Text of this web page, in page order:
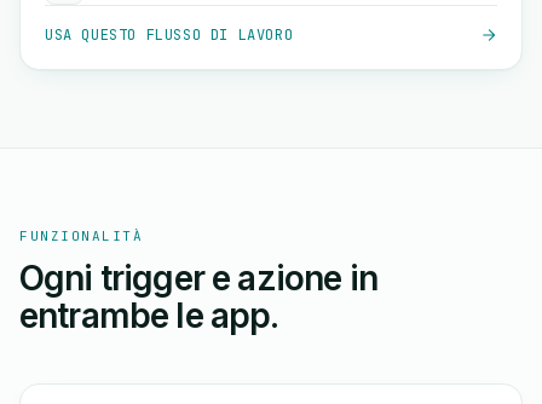
USA QUESTO FLUSSO DI LAVORO
FUNZIONALITÀ
Ogni trigger e azione in
entrambe le app.